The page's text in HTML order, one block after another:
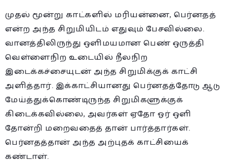
முதல் மூன்று காட்களில் மரியன்னை, பெர்னதத்
என்ற அந்த சிறுமியிடம் எதுவும் பேசவில்லை.
வானத்திலிருந்து ஒளிமயமான பெண் ஒருத்தி
வெள்ளைநிற உடையில் நீலநிற
இடைக்கச்சையுடன் அந்த சிறுமிக்குக் காட்சி
அளித்தார். இக்காட்சியானது பெர்னதத்தோடு ஆடு
மேய்த்துக்கொண்டிருந்த சிறுமிகளுக்குக்
கிடைக்கவில்லை, அவர்கள் ஏதோ ஓர் ஒளி
தோன்றி மறைவதைத் தான் பார்த்தார்கள்.
பெர்னதத்தான் அந்த அற்புதக் காட்சியைக்
கண்டாள்.